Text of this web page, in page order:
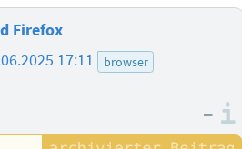
Firefox
17:11
browser
–